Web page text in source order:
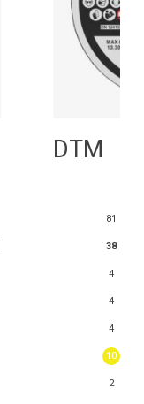
DTM
81
38
4
4
4
10
2